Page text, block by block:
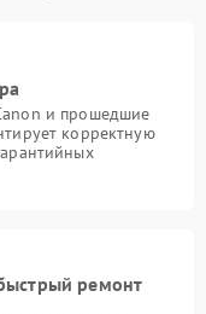
и прошедшие
корректную
ремонт